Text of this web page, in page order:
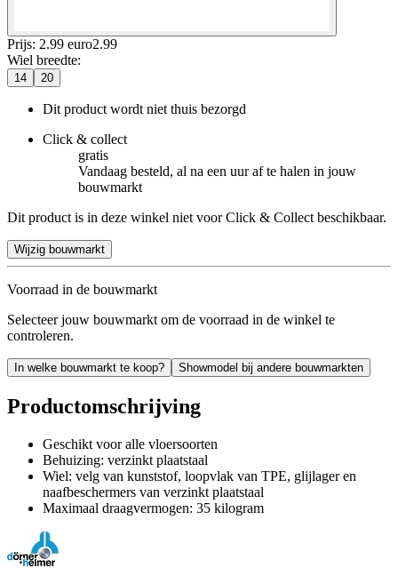
Prijs: 2.99 euro2.99
Wiel breedte:
14 20
Dit product wordt niet thuis bezorgd
Click & collect
gratis
Vandaag besteld, al na een uur af te halen in jouw
bouwmarkt
Dit product is in deze winkel niet voor Click & Collect beschikbaar.
Wijzig bouwmarkt
Voorraad in de bouwmarkt
Selecteer jouw bouwmarkt om de voorraad in de winkel te
controleren.
In welke bouwmarkt te koop? Showmodel bij andere bouwmarkten
Productomschrijving
Geschikt voor alle vloersoorten
Behuizing: verzinkt plaatstaal
Wiel: velg van kunststof, loopvlak van TPE, glijlager en
naafbeschermers van verzinkt plaatstaal
Maximaal draagvermogen: 35 kilogram